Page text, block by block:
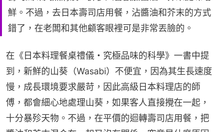
鮮。不過，去日本壽司店用餐，沾醬油和芥末的方式
錯了，在老闆和其他顧客眼裡可是非常丟臉的。
在《日本料理餐桌禮儀・究極品味的科學》一書中提
到，新鮮的山葵（Wasabi）不便宜，因為其生長速度
慢，成長環境要求嚴苛，因此高級日本料理店的師
傅，都會細心地處理山葵，如果客人直接攪在一起，
十分暴殄天物。不過，在平價的迴轉壽司店用餐，把